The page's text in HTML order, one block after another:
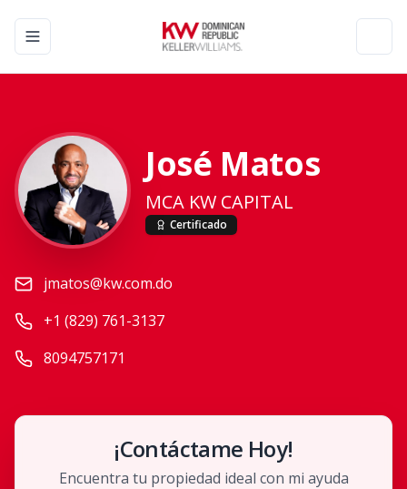
Toggle navigation menu
José Matos
MCA KW CAPITAL
Certificado
jmatos@kw.com.do
+1 (829) 761-3137
8094757171
¡Contáctame Hoy!
Encuentra tu propiedad ideal con mi ayuda